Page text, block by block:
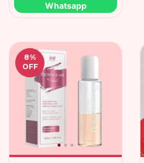
Whatsapp
8%
OFF